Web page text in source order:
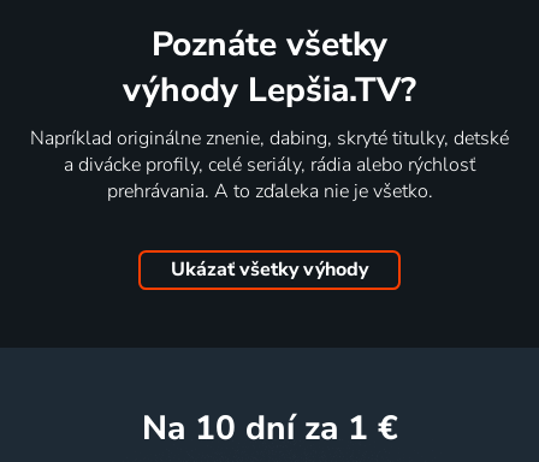
Poznáte všetky
výhody Lepšia.TV?
Napríklad originálne znenie, dabing, skryté titulky, detské
a divácke profily, celé seriály, rádia alebo rýchlosť
prehrávania. A to zďaleka nie je všetko.
Ukázať všetky výhody
na 10 dní za 1 €